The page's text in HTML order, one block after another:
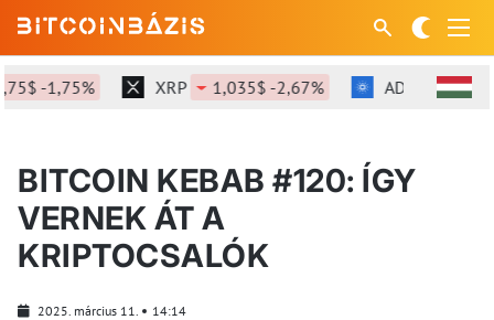
-1,75% XRP 1,035$ -2,67% ADA 0,205$
BITCOIN KEBAB #120: ÍGY
VERNEK ÁT A
KRIPTOCSALÓK
2025. március 11. 14:14